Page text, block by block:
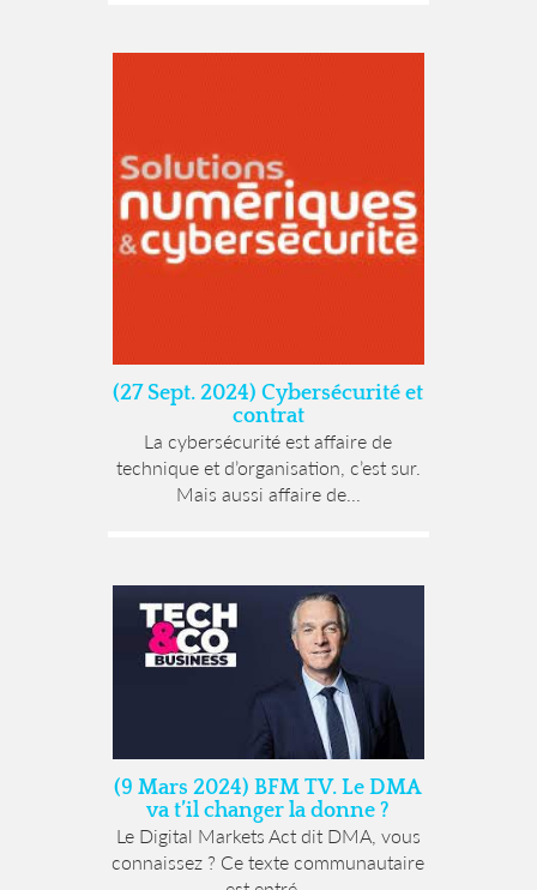
(27 Sept. 2024) Cybersécurité et
contrat
La cybersécurité est affaire de
technique et d’organisation, c’est sur.
Mais aussi affaire de...
(9 Mars 2024) BFM TV. Le DMA
va t’il changer la donne ?
Le Digital Markets Act dit DMA, vous
connaissez ? Ce texte communautaire